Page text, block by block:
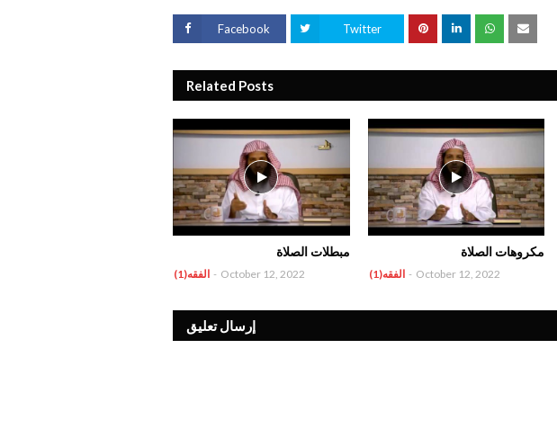
Facebook Twitter
Related Posts
مبطلات الصلاة
الفقه(1) - October 12, 2022
مكروهات الصلاة
الفقه(1) - October 12, 2022
إرسال تعليق